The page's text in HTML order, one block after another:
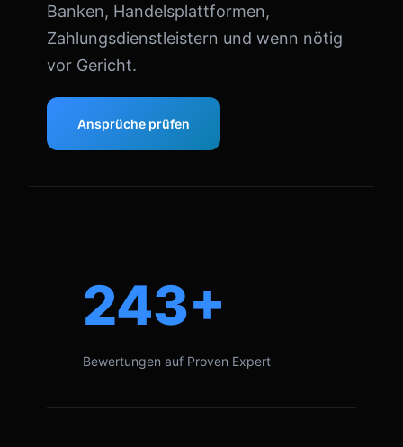
Banken, Handelsplattformen,
Zahlungsdienstleistern und wenn nötig
vor Gericht.
Ansprüche prüfen
243+
Bewertungen auf Proven Expert